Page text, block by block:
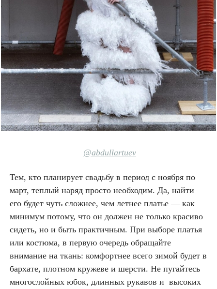
@abdullartuev
Тем, кто планирует свадьбу в период с ноября по
март, теплый наряд просто необходим. Да, найти
его будет чуть сложнее, чем летнее платье — как
минимум потому, что он должен не только красиво
сидеть, но и быть практичным. При выборе платья
или костюма, в первую очередь обращайте
внимание на ткань: комфортнее всего зимой будет в
бархате, плотном кружеве и шерсти. Не пугайтесь
многослойных юбок, длинных рукавов и высоких